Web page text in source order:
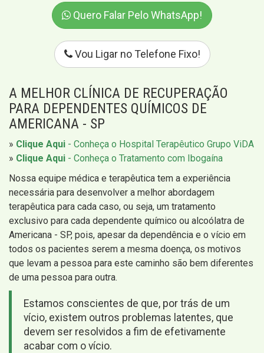
Quero Falar Pelo WhatsApp!
Vou Ligar no Telefone Fixo!
A MELHOR CLÍNICA DE RECUPERAÇÃO
PARA DEPENDENTES QUÍMICOS DE
AMERICANA - SP
» Clique Aqui - Conheça o Hospital Terapêutico Grupo ViDA
» Clique Aqui - Conheça o Tratamento com Ibogaína
Nossa equipe médica e terapêutica tem a experiência
necessária para desenvolver a melhor abordagem
terapêutica para cada caso, ou seja, um tratamento
exclusivo para cada dependente químico ou alcoólatra de
Americana - SP, pois, apesar da dependência e o vício em
todos os pacientes serem a mesma doença, os motivos
que levam a pessoa para este caminho são bem diferentes
de uma pessoa para outra.
Estamos conscientes de que, por trás de um
vício, existem outros problemas latentes, que
devem ser resolvidos a fim de efetivamente
acabar com o vício.